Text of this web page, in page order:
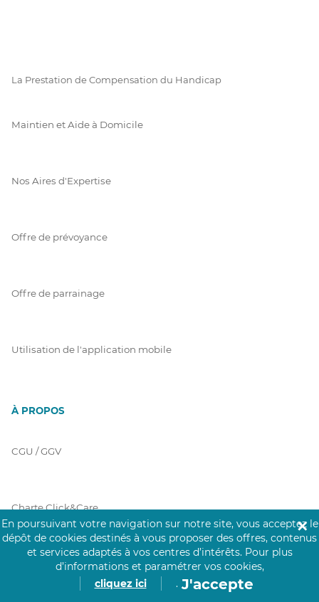
La Prestation de Compensation du Handicap
Maintien et Aide à Domicile
Nos Aires d'Expertise
Offre de prévoyance
Offre de parrainage
Utilisation de l'application mobile
À PROPOS
CGU / GGV
Charte Click&Care
Code de Déontologie
En poursuivant votre navigation sur notre site, vous acceptez le
dépôt de cookies destinés à vous proposer des offres, contenus
et services adaptés à vos centres d’intérêts. Pour plus
d’informations et paramétrer vos cookies,
cliquez ici
. J'accepte
✕